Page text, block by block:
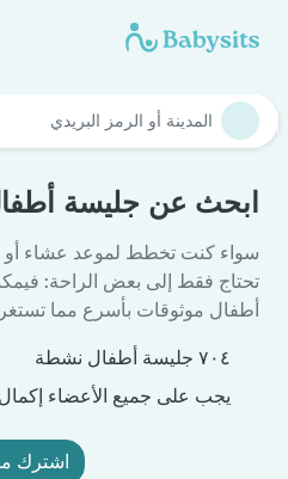
ابحث عن جليسة
سواء كنت تخطط لموعد عشاء أو
تحتاج فقط إلى بعض الراحة:
أطفال موثوقات بأسرع مما
٧٠٤ جليسة أطفال نشطة
يجب على جميع الأعضاء إكمال
اشترك